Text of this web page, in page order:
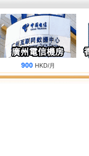
900HKD/月